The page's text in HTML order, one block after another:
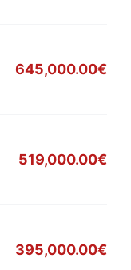
645,000.00€
519,000.00€
395,000.00€